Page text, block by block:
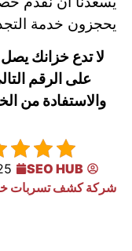
يحجزون خدمة
لا تدع خزانك يصل
على الرقم
والاستفادة من الخصم
SEO HUB